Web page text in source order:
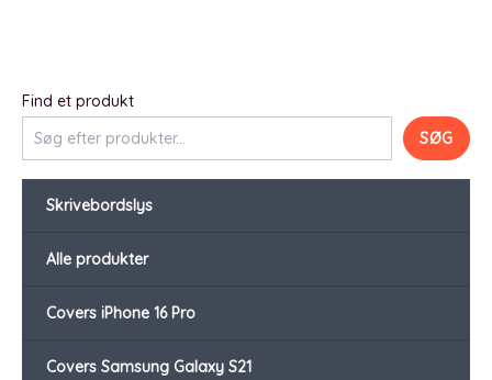
Find et produkt
SØG
Skrivebordslys
Alle produkter
Covers iPhone 16 Pro
Covers Samsung Galaxy S21